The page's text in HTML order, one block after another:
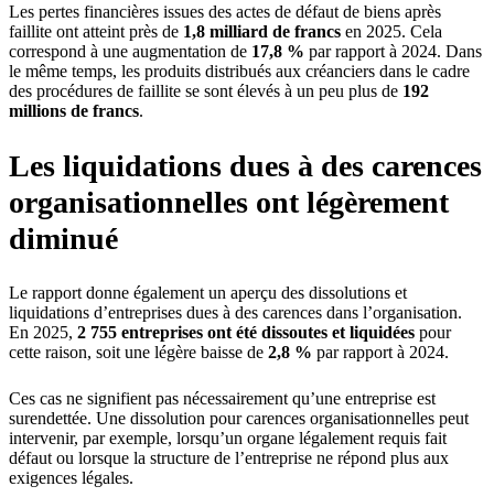
Les pertes financières issues des actes de défaut de biens après
faillite ont atteint près de 1,8 milliard de francs en 2025. Cela
correspond à une augmentation de 17,8 % par rapport à 2024. Dans
le même temps, les produits distribués aux créanciers dans le cadre
des procédures de faillite se sont élevés à un peu plus de 192
millions de francs.
Les liquidations dues à des carences
organisationnelles ont légèrement
diminué
Le rapport donne également un aperçu des dissolutions et
liquidations d’entreprises dues à des carences dans l’organisation.
En 2025, 2 755 entreprises ont été dissoutes et liquidées pour
cette raison, soit une légère baisse de 2,8 % par rapport à 2024.
Ces cas ne signifient pas nécessairement qu’une entreprise est
surendettée. Une dissolution pour carences organisationnelles peut
intervenir, par exemple, lorsqu’un organe légalement requis fait
défaut ou lorsque la structure de l’entreprise ne répond plus aux
exigences légales.